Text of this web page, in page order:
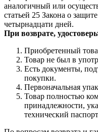
аналогичный или
статьей 25 Закона о
четырнадцати дней.
При возврате,
Приобретенный
Товар не был в
Есть документы,
покупки.
Первоначальная
Товар полностью
принадлежности,
технический